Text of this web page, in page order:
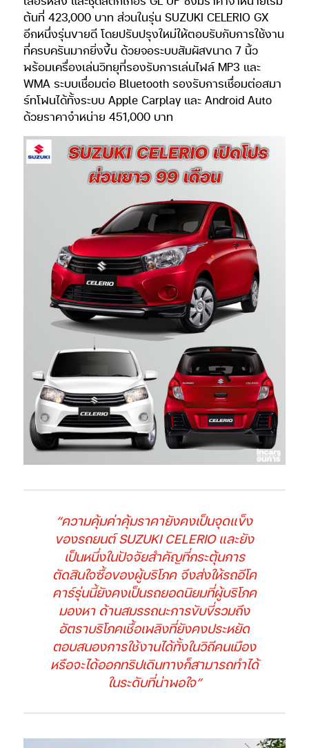
ต้นที่ 423,000 บาท ส่วนในรุ่น SUZUKI CELERIO GX
อีกหนึ่งรุ่นขายดี โดยปรับปรุงใหม่ให้ตอบรับกับการใช้งาน
ที่ครบครันมากยิ่งขึ้น ด้วยจอระบบสัมผัสขนาด 7 นิ้ว
พร้อมเครื่องเล่นวิทยุที่รองรับการเล่นไฟล์ MP3 และ
WMA ระบบเชื่อมต่อ Bluetooth รองรับการเชื่อมต่อสมา
ร์ทโฟนได้ทั้งระบบ Apple Carplay และ Android Auto
ด้วยราคาจำหน่าย 451,000 บาท
“ความคุ้มค่าคุ้มราคายังคงเป็นจุดแข็ง
ของรถยนต์ SUZUKI CELERIO และยัง
เป็นหนึ่งในปัจจัยสำคัญที่กระตุ้นการ
ตัดสินใจซื้อของผู้บริโภค จึงส่งให้รถอีโค
คาร์รุ่นนี้ยังคงเป็นรถยอดนิยมที่ผู้บริโภค
มองหา ด้านสมรรถนะการขับขี่รวมถึง
อัตราบริโภคเชื้อเพลิงที่ยังคงประหยัด
ตอบสนองการใช้งานได้ทั้งในวิถีคนเมือง
หรือจะได้ออกทริปเดินทางก็สามารถทำได้
ในระดับที่น่าพอใจ”